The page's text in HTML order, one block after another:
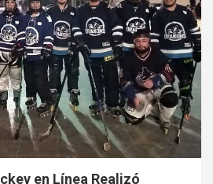
en Línea Realizó